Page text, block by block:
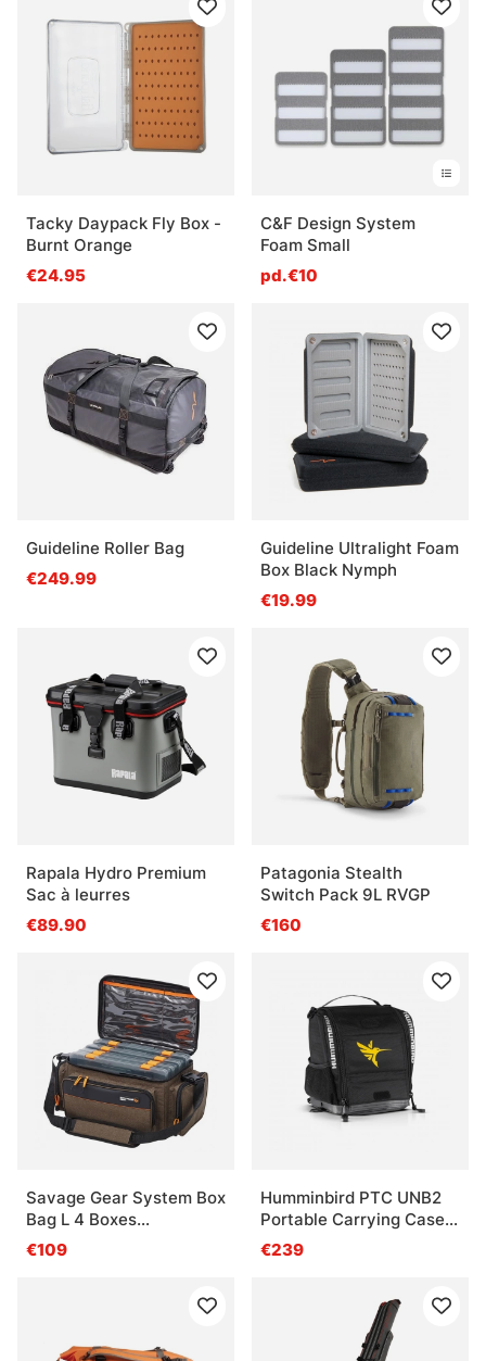
Tacky Daypack Fly Box -
Burnt Orange
€24.95
C&F Design System
Foam Small
pd.€10
Guideline Roller Bag
€249.99
Guideline Ultralight Foam
Box Black Nymph
€19.99
Rapala Hydro Premium
Sac à leurres
€89.90
Patagonia Stealth
Switch Pack 9L RVGP
€160
Savage Gear System Box
Bag L 4 Boxes
24x47x30cm 18L
€109
Humminbird PTC UNB2
Portable Carrying Case
Kit
€239